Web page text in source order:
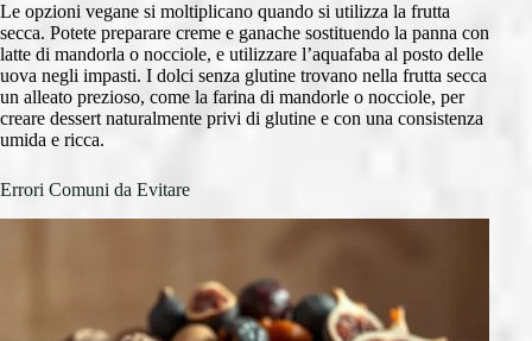
Le opzioni vegane si moltiplicano quando si utilizza la frutta
secca. Potete preparare creme e ganache sostituendo la panna con
latte di mandorla o nocciole, e utilizzare l’aquafaba al posto delle
uova negli impasti. I dolci senza glutine trovano nella frutta secca
un alleato prezioso, come la farina di mandorle o nocciole, per
creare dessert naturalmente privi di glutine e con una consistenza
umida e ricca.
Errori Comuni da Evitare